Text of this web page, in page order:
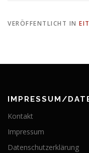
VERÖFFENTLICHT IN
IMPRESSUM/
Kontakt
Impressum
Datenschutzerklärung